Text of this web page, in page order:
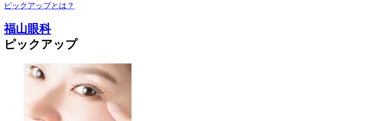
ピックアップとは？
福山眼科
ピックアップ